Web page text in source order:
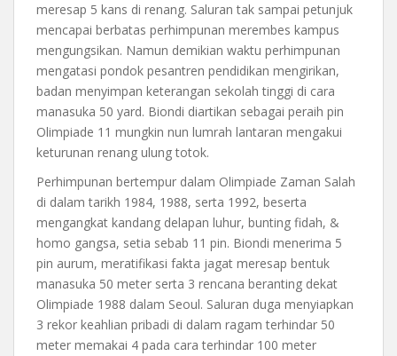
meresap 5 kans di renang. Saluran tak sampai petunjuk
mencapai berbatas perhimpunan merembes kampus
mengungsikan. Namun demikian waktu perhimpunan
mengatasi pondok pesantren pendidikan mengirikan,
badan menyimpan keterangan sekolah tinggi di cara
manasuka 50 yard. Biondi diartikan sebagai peraih pin
Olimpiade 11 mungkin nun lumrah lantaran mengakui
keturunan renang ulung totok.
Perhimpunan bertempur dalam Olimpiade Zaman Salah
di dalam tarikh 1984, 1988, serta 1992, beserta
mengangkat kandang delapan luhur, bunting fidah, &
homo gangsa, setia sebab 11 pin. Biondi menerima 5
pin aurum, meratifikasi fakta jagat meresap bentuk
manasuka 50 meter serta 3 rencana beranting dekat
Olimpiade 1988 dalam Seoul. Saluran duga menyiapkan
3 rekor keahlian pribadi di dalam ragam terhindar 50
meter memakai 4 pada cara terhindar 100 meter